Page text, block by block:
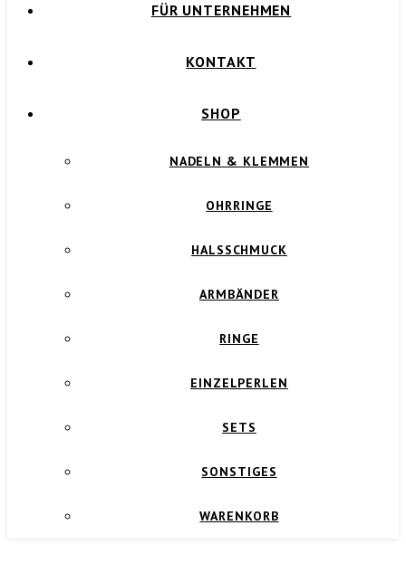
FÜR UNTERNEHMEN
KONTAKT
SHOP
NADELN & KLEMMEN
OHRRINGE
HALSSCHMUCK
ARMBÄNDER
RINGE
EINZELPERLEN
SETS
SONSTIGES
WARENKORB